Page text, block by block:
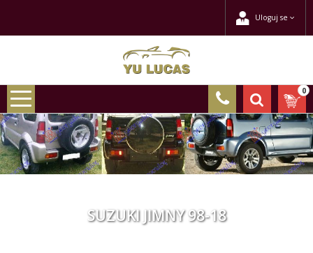
Uloguj se
0
SUZUKI JIMNY 98-18